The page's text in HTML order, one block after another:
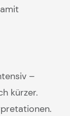
–
kürzer.